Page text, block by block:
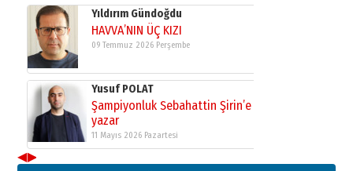
Yıldırım Gündoğdu
HAVVA’NIN ÜÇ KIZI
Yusuf POLAT
Şampiyonluk Sebahattin Şirin’e
yazar
11 Mayıs 2026 Pazartesi
◀▶